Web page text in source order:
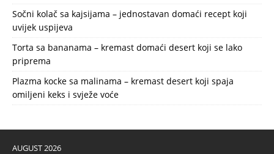
Sočni kolač sa kajsijama – jednostavan domaći recept koji
uvijek uspijeva
Torta sa bananama – kremast domaći desert koji se lako
priprema
Plazma kocke sa malinama – kremast desert koji spaja
omiljeni keks i svježe voće
AUGUST 2026